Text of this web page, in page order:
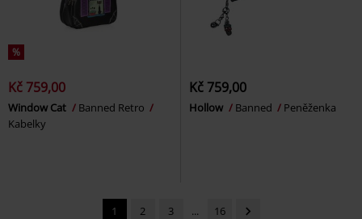
%
Kč 759,00
Window Cat
Banned Retro
Kabelky
Kč 759,00
Hollow Banned Peněženka
1 2 3 ... 16